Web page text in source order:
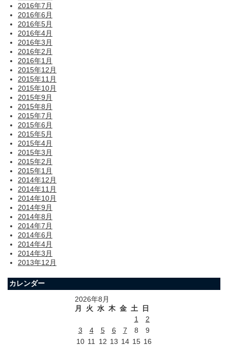
2016年7月
2016年6月
2016年5月
2016年4月
2016年3月
2016年2月
2016年1月
2015年12月
2015年11月
2015年10月
2015年9月
2015年8月
2015年7月
2015年6月
2015年5月
2015年4月
2015年3月
2015年2月
2015年1月
2014年12月
2014年11月
2014年10月
2014年9月
2014年8月
2014年7月
2014年6月
2014年4月
2014年3月
2013年12月
カレンダー
2026年8月
月
火 水 木 金 土
日
1
2
3
4 5 6 7 8
9
10 11 12 13 14 15 16